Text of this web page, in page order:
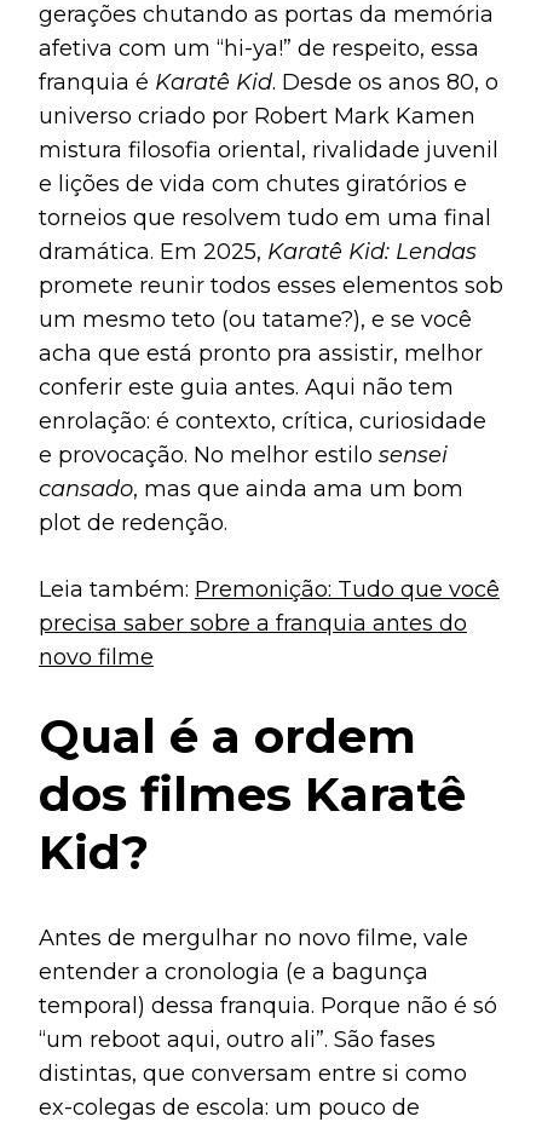
gerações chutando as portas da memória
afetiva com um “hi-ya!” de respeito, essa
franquia é Karatê Kid. Desde os anos 80, o
universo criado por Robert Mark Kamen
mistura filosofia oriental, rivalidade juvenil
e lições de vida com chutes giratórios e
torneios que resolvem tudo em uma final
dramática. Em 2025, Karatê Kid: Lendas
promete reunir todos esses elementos sob
um mesmo teto (ou tatame?), e se você
acha que está pronto pra assistir, melhor
conferir este guia antes. Aqui não tem
enrolação: é contexto, crítica, curiosidade
e provocação. No melhor estilo sensei
cansado, mas que ainda ama um bom
plot de redenção.
Leia também: Premonição: Tudo que você
precisa saber sobre a franquia antes do
novo filme
Qual é a ordem
dos filmes Karatê
Kid?
Antes de mergulhar no novo filme, vale
entender a cronologia (e a bagunça
temporal) dessa franquia. Porque não é só
“um reboot aqui, outro ali”. São fases
distintas, que conversam entre si como
ex-colegas de escola: um pouco de